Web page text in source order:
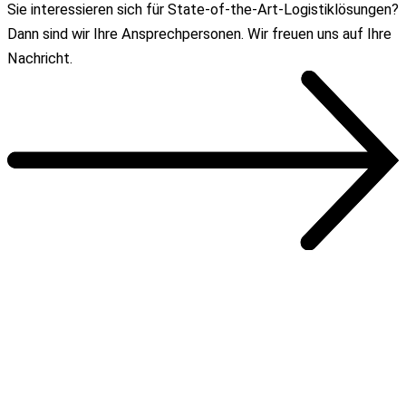
Sie interessieren sich für State-of-the-Art-Logistiklösungen?
Dann sind wir Ihre Ansprechpersonen. Wir freuen uns auf Ihre
Nachricht.